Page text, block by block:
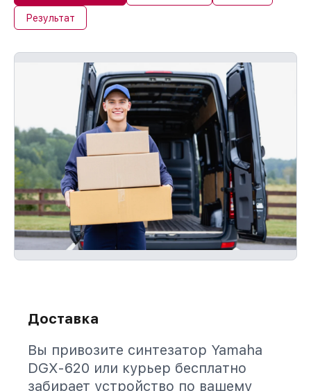
Результат
Доставка
Вы привозите синтезатор Yamaha
DGX-620 или курьер бесплатно
забирает устройство по вашему